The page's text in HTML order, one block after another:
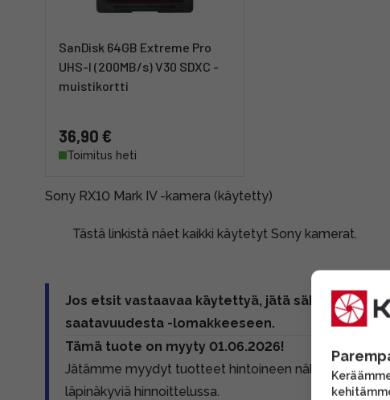
SanDisk 64GB Extreme Pro
UHS-I (200MB/s) V30 SDXC -
muistikortti
36,90 €
Toimitus heti
Sony RX10 Mark IV -kamera (käytetty)
Tästä linkistä näet kaikki käytetyt Sony kamerat.
Jos etsit vastaavaa käytettyä, jätä
saatavuudesta -lomakkeeseen.
Tämä tuote on myyty 01.06.2026!
Jätämme myydyt tuotteet hintoineen näkyville
läpinäkyviä hinnoittelussa.